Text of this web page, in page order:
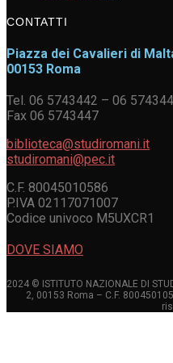
CONTATTI
Piazza dei Cavalieri di
00153 Roma
Tel. 06 5743442 – 06
Fax 06 5743447
biblioteca@studiromani.it
studiromani@pec.it
C.F. 80045010586
P.IVA 02117071007
Codice univoco M5UXCR1
DOVE SIAMO
2024 © ISTITUTO NAZIONALE DI
2, 00153 Roma – C.F.